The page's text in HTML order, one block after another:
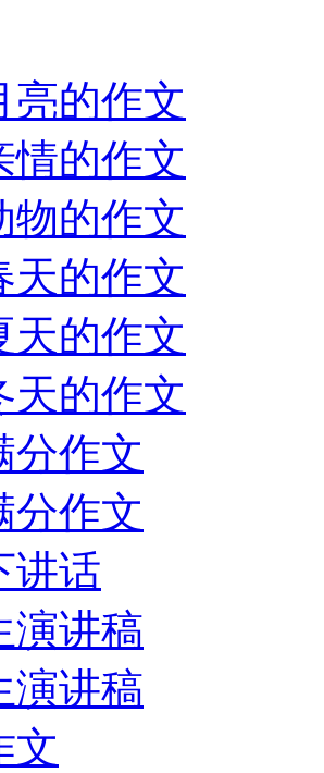
亮的作文
情的作文
物的作文
天的作文
天的作文
天的作文
分作文
分作文
讲话
演讲稿
演讲稿
文